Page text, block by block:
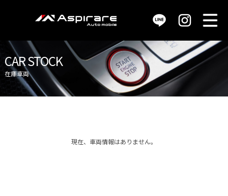
販売車両 / car stock
買取査定 / purchase
店舗情報 / shop info
CAR STOCK
在庫車両
現在、車両情報はありません。